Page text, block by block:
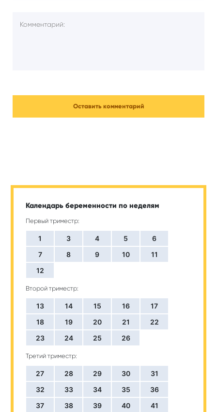
Календарь беременности по неделям
Первый триместр:
1 3 4 5
6
7
8 9 10
11
12
Второй триместр:
13 14 15 16
17
18
19 20 21
22
23
24 25 26
Третий триместр:
27 28 29 30
31
32
33 34 35
36
37
38 39 40 41